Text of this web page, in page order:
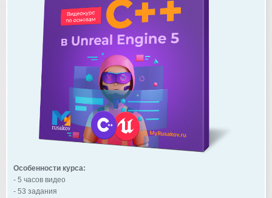
Особенности курса:
- 5 часов видео
- 53 задания